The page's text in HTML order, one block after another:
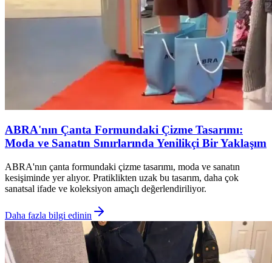
ABRA'nın Çanta Formundaki Çizme Tasarımı:
Moda ve Sanatın Sınırlarında Yenilikçi Bir Yaklaşım
ABRA'nın çanta formundaki çizme tasarımı, moda ve sanatın
kesişiminde yer alıyor. Pratiklikten uzak bu tasarım, daha çok
sanatsal ifade ve koleksiyon amaçlı değerlendiriliyor.
Daha fazla bilgi edinin